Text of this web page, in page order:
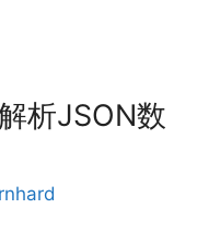
析JSON数